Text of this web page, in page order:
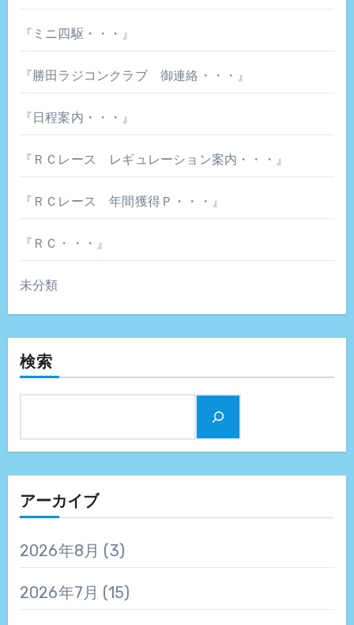
『ミニ四駆・・・』
『勝田ラジコンクラブ 御連絡・・・』
『日程案内・・・』
『ＲＣレース レギュレーション案内・・・』
『ＲＣレース 年間獲得Ｐ・・・』
『ＲＣ・・・』
未分類
検索
アーカイブ
2026年8月 (3)
2026年7月 (15)